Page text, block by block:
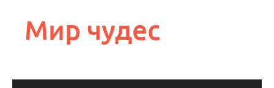
содержимому
Мир чудес